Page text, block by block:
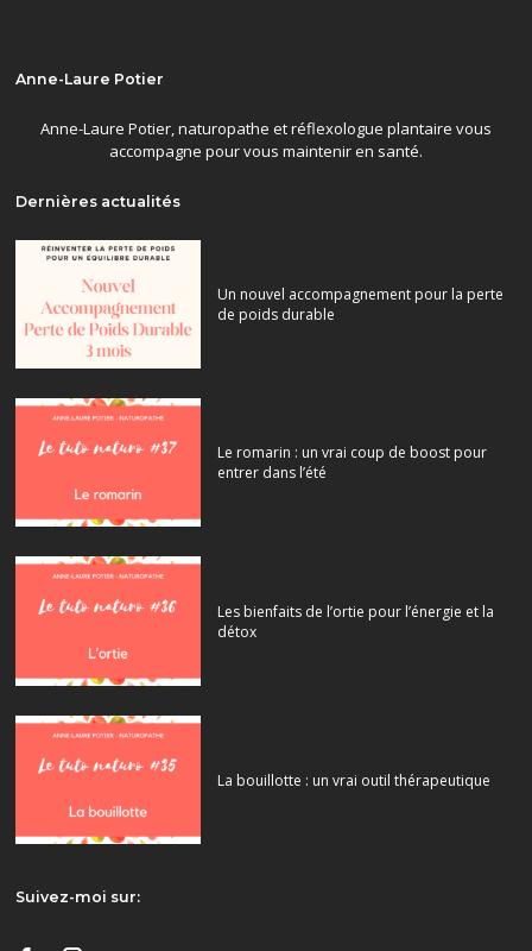
Anne-Laure Potier
Anne-Laure Potier, naturopathe et réflexologue plantaire vous
accompagne pour vous maintenir en santé.
Dernières actualités
Un nouvel accompagnement pour la perte
de poids durable
Le romarin : un vrai coup de boost pour
entrer dans l’été
Les bienfaits de l’ortie pour l’énergie et la
détox
La bouillotte : un vrai outil thérapeutique
Suivez-moi sur: